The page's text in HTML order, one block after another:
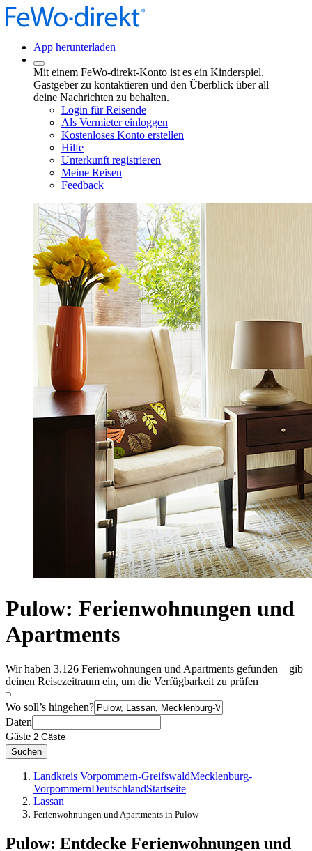
App herunterladen
Mit einem FeWo-direkt-Konto ist es ein Kinderspiel,
Gastgeber zu kontaktieren und den Überblick über all
deine Nachrichten zu behalten.
Login für Reisende
Als Vermieter einloggen
Kostenloses Konto erstellen
Hilfe
Unterkunft registrieren
Meine Reisen
Feedback
Pulow: Ferienwohnungen und
Apartments
Wir haben 3.126 Ferienwohnungen und Apartments gefunden – gib
deinen Reisezeitraum ein, um die Verfügbarkeit zu prüfen
Wo soll’s hingehen?
Daten
Gäste
Suchen
Landkreis Vorpommern-GreifswaldMecklenburg-
VorpommernDeutschlandStartseite
Lassan
Ferienwohnungen und Apartments in Pulow
Pulow: Entdecke Ferienwohnungen und